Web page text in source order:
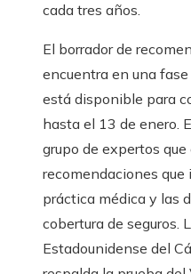
cada tres años.
El borrador de
encuentra en una
está disponible para
hasta el 13 de enero.
grupo de expertos que
recomendaciones
práctica médica y las
cobertura de seguros.
Estadounidense del